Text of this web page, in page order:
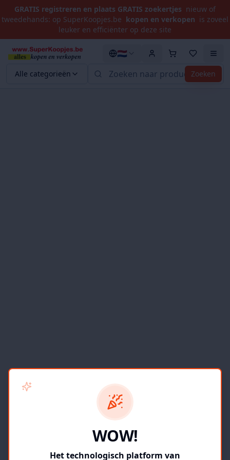
GRATIS registreren en plaats GRATIS zoekertjes nieuw of
tweedehands: op SuperKoopjes.be kopen en verkopen is zoveel
leuker en efficiënter op deze site
Alle categorieën Zoeken
🇳🇱
WOW!
Het technologisch platform van